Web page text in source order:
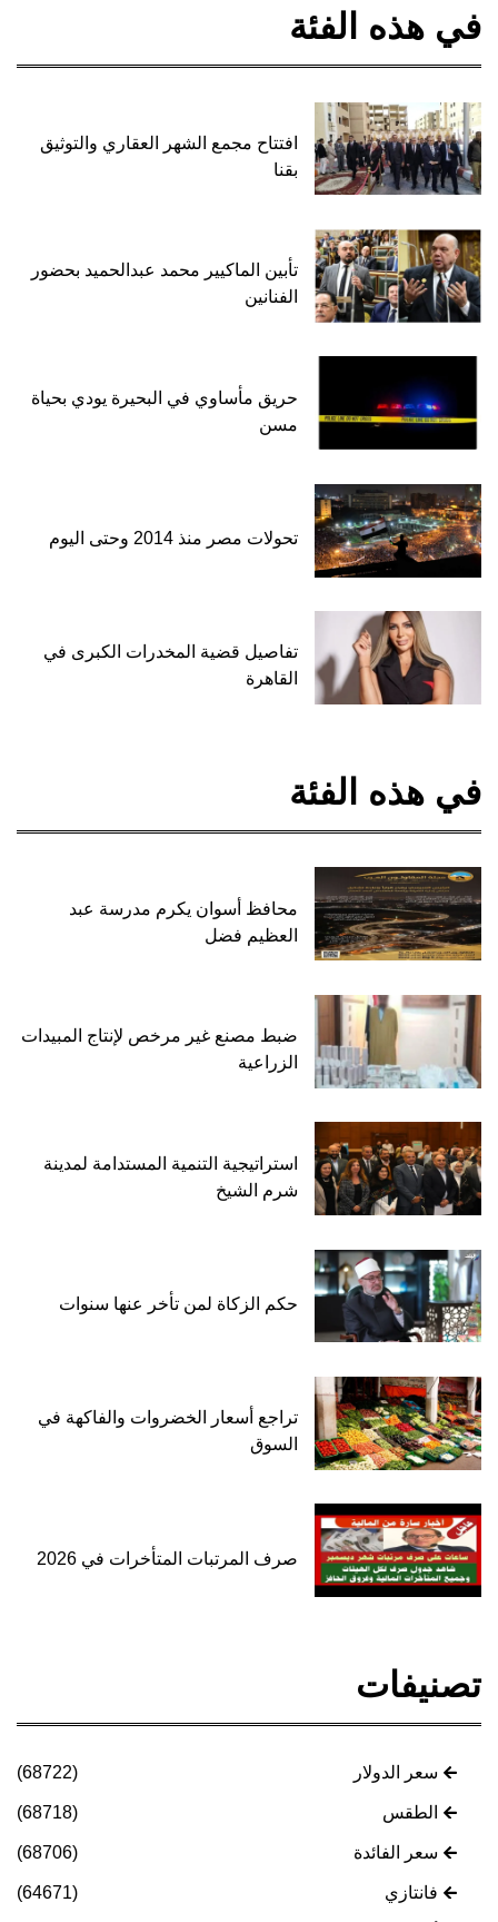
في هذه الفئة
افتتاح مجمع الشهر العقاري والتوثيق
بقنا
تأبين الماكيير محمد عبدالحميد بحضور
الفنانين
حريق مأساوي في البحيرة يودي بحياة
مسن
تحولات مصر منذ 2014 وحتى اليوم
تفاصيل قضية المخدرات الكبرى في
القاهرة
في هذه الفئة
محافظ أسوان يكرم مدرسة عبد
العظيم فضل
ضبط مصنع غير مرخص لإنتاج المبيدات
الزراعية
استراتيجية التنمية المستدامة لمدينة
شرم الشيخ
حكم الزكاة لمن تأخر عنها سنوات
تراجع أسعار الخضروات والفاكهة في
السوق
صرف المرتبات المتأخرات في 2026
تصنيفات
سعر الدولار (68722)
الطقس (68718)
سعر الفائدة (68706)
فانتازي (64671)